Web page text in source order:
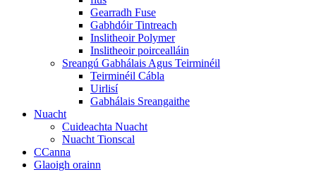
Gearradh Fuse
Gabhdóir Tintreach
Inslitheoir Polymer
Inslitheoir poircealláin
Sreangú Gabhálais Agus Teirminéil
Teirminéil Cábla
Uirlisí
Gabhálais Sreangaithe
Nuacht
Cuideachta Nuacht
Nuacht Tionscal
CCanna
Glaoigh orainn